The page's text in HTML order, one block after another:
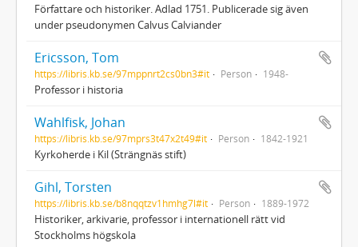
Författare och historiker. Adlad 1751. Publicerade sig även
under pseudonymen Calvus Calviander
Ericsson, Tom
https://libris.kb.se/97mppnrt2cs0bn3#it Person 1948-
Professor i historia
Wahlfisk, Johan
https://libris.kb.se/97mprs3t47x2t49#it Person 1842-1921
Kyrkoherde i Kil (Strängnäs stift)
Gihl, Torsten
https://libris.kb.se/b8nqqtzv1hmhg7l#it Person 1889-1972
Historiker, arkivarie, professor i internationell rätt vid
Stockholms högskola